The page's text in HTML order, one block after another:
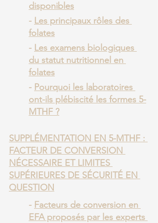
disponibles
- Les principaux rôles des
folates
- Les examens biologiques
du statut nutritionnel en
folates
- Pourquoi les laboratoires
ont-ils plébiscité les formes 5-
MTHF ?
SUPPLÉMENTATION EN 5-MTHF :
FACTEUR DE CONVERSION
NÉCESSAIRE ET LIMITES
SUPÉRIEURES DE SÉCURITÉ EN
QUESTION
- Facteurs de conversion en
EFA proposés par les experts